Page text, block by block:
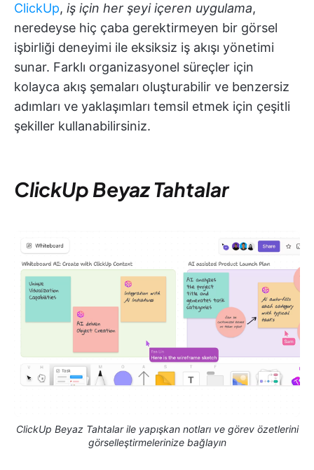
ClickUp, iş için her şeyi içeren uygulama,
neredeyse hiç çaba gerektirmeyen bir görsel
işbirliği deneyimi ile eksiksiz iş akışı yönetimi
sunar. Farklı organizasyonel süreçler için
kolayca akış şemaları oluşturabilir ve benzersiz
adımları ve yaklaşımları temsil etmek için çeşitli
şekiller kullanabilirsiniz.
ClickUp Beyaz Tahtalar
ClickUp Beyaz Tahtalar ile yapışkan notları ve görev özetlerini
görselleştirmelerinize bağlayın